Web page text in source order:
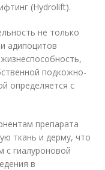
(Hydrolift).
не только
адипоцитов
подкожно-
определяется с
препарата
ткань и дерму, что
с гиалуроновой
в